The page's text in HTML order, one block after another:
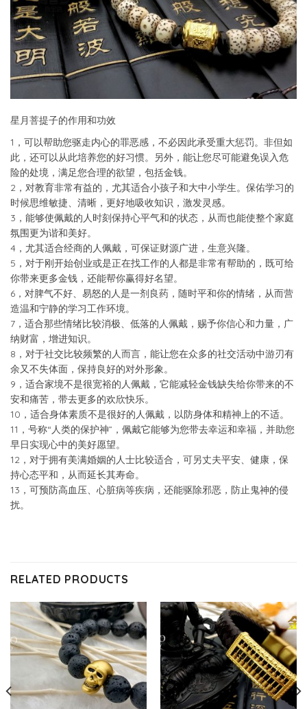
星月菩提子的作用和功效
1，可以帮助您驱走内心的罪恶感，不必因此承受重大惩罚。非但如
此，还可以从此培养您的好习惯。另外，能让您尽可能避免误入危
险的处境，满足您合理的欲望，包括金钱。
2，对教育非常有益的，尤其适合小孩子和大中小学生。保佑学习的
时候思维敏捷、清晰，更好地吸收知识，激发灵感。
3，能够使佩戴的人时刻保持心平气和的状态，从而也能使整个家庭
氛围更为谐和美好。
4，尤其适合经商的人佩戴，可保证财源广进，生意兴隆。
5，对于刚开始创业或是正在找工作的人都是非常有帮助的，既可给
你带来更多金钱，还能帮你赢得好名望。
6，对脾气不好、易怒的人是一剂良药，随时平和你的情绪，从而营
造温和宁静的学习工作环境。
7，适合那些情绪比较消极、低落的人佩戴，赐予你信心和力量，广
纳财富，增进知识。
8，对于社交比较频繁的人而言，能让您在众多的社交活动中游刃有
余又不失体面，保持良好的对外形象。
9，适合家境不是很宽裕的人佩戴，它能减轻金钱缺失给你带来的不
安和痛苦，带去更多的欢欣快乐。
10，适合身体素质不是很好的人佩戴，以防身体和精神上的不适。
11，号称“人类的保护神”，佩戴它能够为您带去幸运和幸福，并助您
早日实现心中的美好愿望。
12，对于拥有美满婚姻的人士比较适合，可另丈夫平安、健康，保
持心态平和，从而延长其寿命。
13，可预防高血压、心脏病等疾病，还能驱除邪恶，防止鬼神的侵
扰。
RELATED PRODUCTS